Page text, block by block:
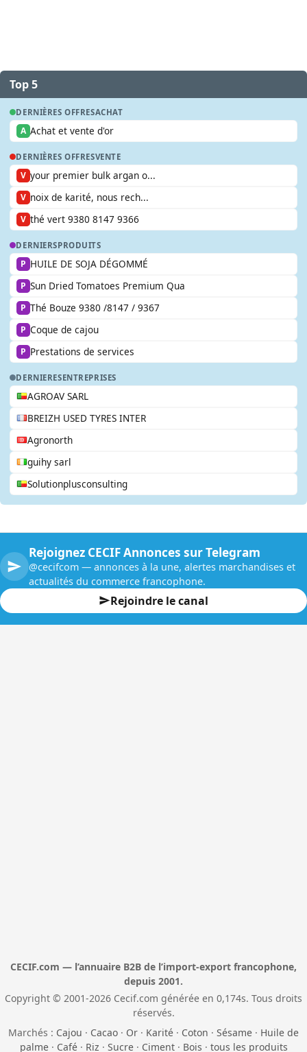
Top 5
DERNIÈRES OFFRESACHAT
A Achat et vente d'or
DERNIÈRES OFFRESVENTE
V your premier bulk argan o...
V noix de karité, nous rech...
V thé vert 9380 8147 9366
DERNIERSPRODUITS
P HUILE DE SOJA DÉGOMMÉ
P Sun Dried Tomatoes Premium Qua
P Thé Bouze 9380 /8147 / 9367
P Coque de cajou
P Prestations de services
DERNIERESENTREPRISES
AGROAV SARL
BREIZH USED TYRES INTER
Agronorth
guihy sarl
Solutionplusconsulting
Rejoignez CECIF Annonces sur Telegram
@cecifcom — annonces à la une, alertes marchandises et
actualités du commerce francophone.
Rejoindre le canal
CECIF.com — l’annuaire B2B de l’import-export francophone,
depuis 2001.
Copyright © 2001-2026 Cecif.com générée en 0,174s. Tous droits
réservés.
Marchés : Cajou · Cacao · Or · Karité · Coton · Sésame · Huile de
palme· Café· Riz · Sucre· Ciment· Bois · tous les produits